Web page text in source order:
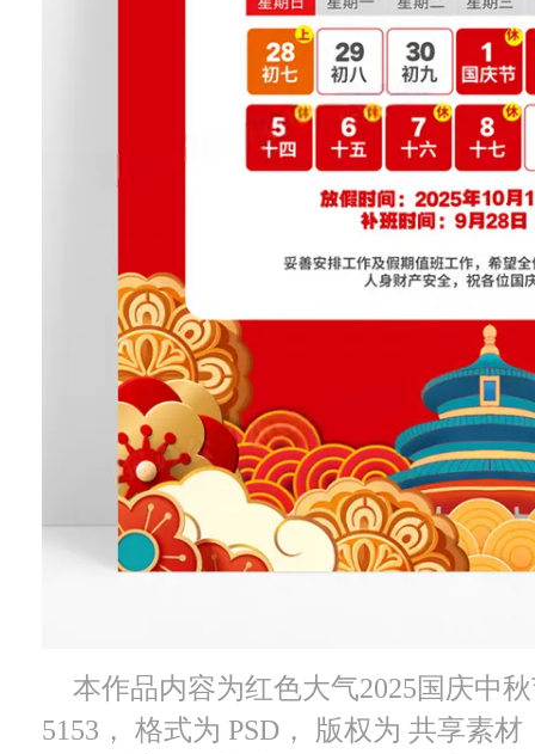
本作品内容为红色大气2025国庆中
5153， 格式为 PSD， 版权为 共享素